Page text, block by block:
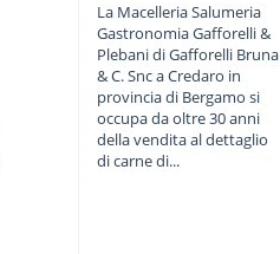
La Macelleria Salumeria
Gastronomia Gafforelli &
Plebani di Gafforelli Bruna
& C. Snc a Credaro in
provincia di Bergamo si
occupa da oltre 30 anni
della vendita al dettaglio
di carne di...